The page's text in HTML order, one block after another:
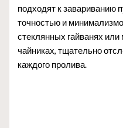
подходят к завариванию
точностью и
стеклянных гайванях
чайниках, тщательно
каждого пролива.